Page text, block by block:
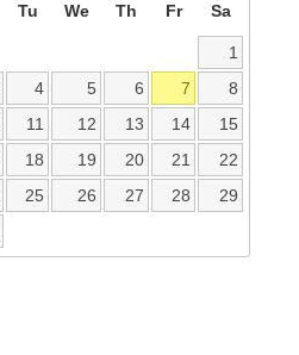
Tu We Th Fr Sa
1
4 5 6 7
8
11 12 13 14
15
18 19 20 21
22
25 26 27 28
29